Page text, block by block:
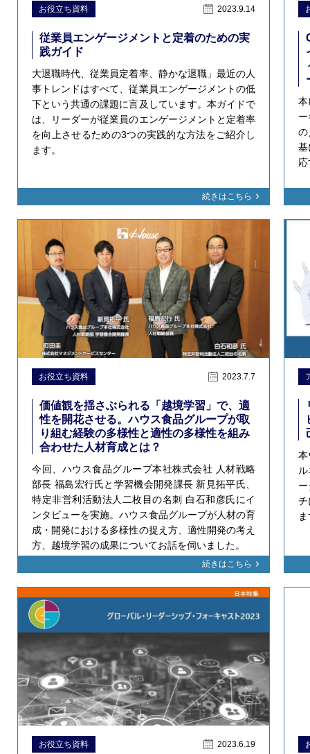
お役立ち資料 2023.9.14
従業員エンゲージメントと定着のための実
践ガイド
大退職時代、従業員定着率、静かな退職」最近の人
事トレンドはすべて、従業員エンゲージメントの低
下という共通の課題に言及しています。本ガイドで
は、リーダーが従業員のエンゲージメントと定着率
を向上させるための3つの実践的な方法をご紹介し
ます。
続きはこちら
本
基
お役立ち資料 2023.7.7
価値観を揺さぶられる「越境学習」で、適
性を開花させる。ハウス食品グループが取
り組む経験の多様性と適性の多様性を組み
合わせた人材育成とは？
今回、ハウス食品グループ本社株式会社 人材戦略
部長 福島宏行氏と学習機会開発課長 新見拓平氏、
特定非営利活動法人二枚目の名刺 白石和彦氏にイ
ンタビューを実施。ハウス食品グループが人材の育
成・開発における多様性の捉え方、適性開発の考え
方、越境学習の成果についてお話を伺いました。
続きはこちら
本
チ
お役立ち資料 2023.6.19